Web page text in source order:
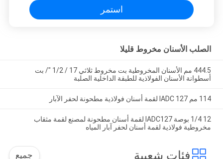
استمر
الصلب الأسنان مخروط قليلا
444.5 مم الأسنان المخروطية بت مخروط ثلاثي 17 / 1/2 "/ بت
أسطوانة الأسنان الفولاذية للطبقة الداخلية الصلبة
114 مم IADC 127 لقمة أسنان فولاذية مطحونة لحفر الآبار
12 1/4 بوصة IADC127 لقمة أسنان مطحونة لمصنع لقمة مثقاب
مخروطية فولاذية لقمة أسنان لحفر آبار المياه
فئات شعبية جميع